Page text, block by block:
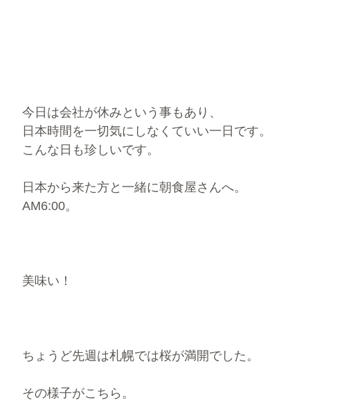
今日は会社が休みという事もあり、
日本時間を一切気にしなくていい一日です。
こんな日も珍しいです。
日本から来た方と一緒に朝食屋さんへ。
AM6:00。
美味い！
ちょうど先週は札幌では桜が満開でした。
その様子がこちら。